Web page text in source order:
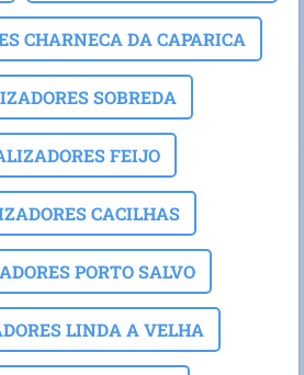
CHARNECA DA CAPARICA
SOBREDA
FEIJO
CACILHAS
PORTO SALVO
LINDA A VELHA